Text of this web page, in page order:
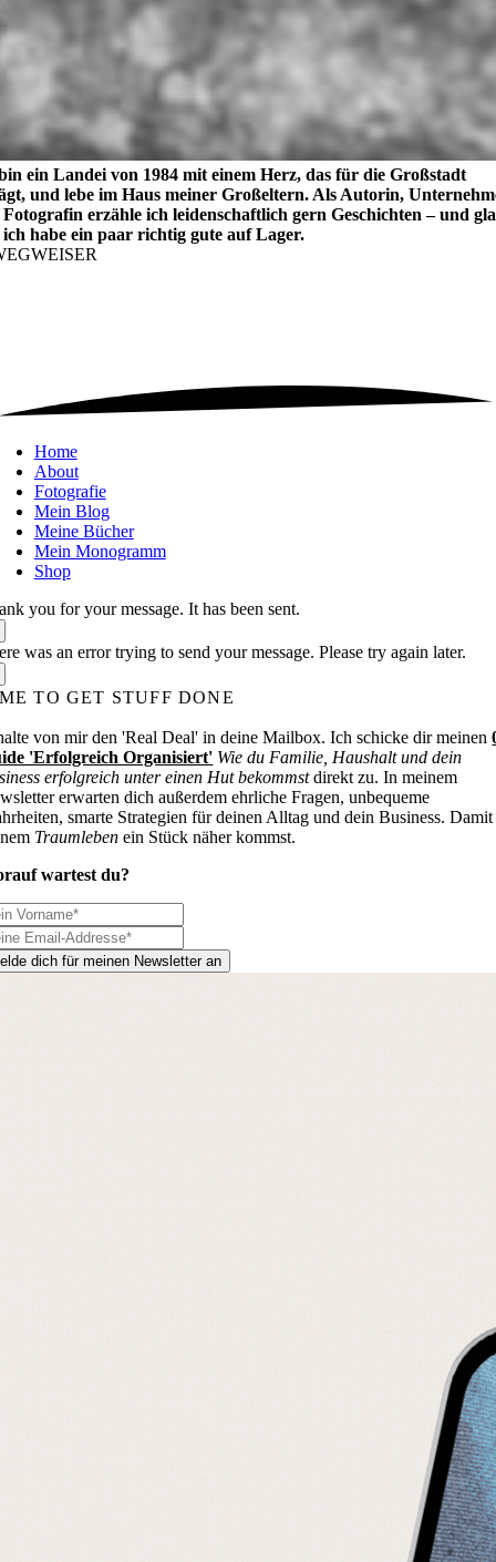
ein Landei von 1984 mit einem Herz, das für die Großstadt
und lebe im Haus meiner Großeltern. Als Autorin,
erzähle ich leidenschaftlich gern Geschichten – und
habe ein paar richtig gute auf Lager.
Home
About
Fotografie
Mein Blog
Meine Bücher
Mein Monogramm
Shop
you for your message. It has been sent.
was an error trying to send your message. Please try again later.
TO GET STUFF DONE
von mir den 'Real Deal' in deine Mailbox. Ich schicke dir meinen
'Erfolgreich Organisiert' Wie du Familie, Haushalt und dein
erfolgreich unter einen Hut bekommstdirekt zu. In meinem
erwarten dich außerdem ehrliche Fragen, unbequeme
smarte Strategien für deinen Alltag und dein Business.
Traumleben ein Stück näher kommst.
wartest du?
dich für meinen Newsletter an